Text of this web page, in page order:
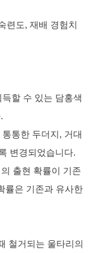
련도, 재배 경험치
할 수 있는 담홍색
통한 두더지, 거대
변경되었습니다.
출현 확률이 기존
률은 기존과 유사한
철거되는 울타리의